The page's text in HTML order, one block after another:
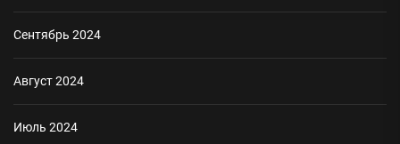
Сентябрь 2024
Август 2024
Июль 2024